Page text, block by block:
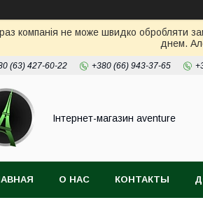
компанія не може швидко обробляти
днем.
(63) 427-60-22 +380 (66) 943-37-65
Інтернет-магазин aventure
О НАС КОНТАКТЫ